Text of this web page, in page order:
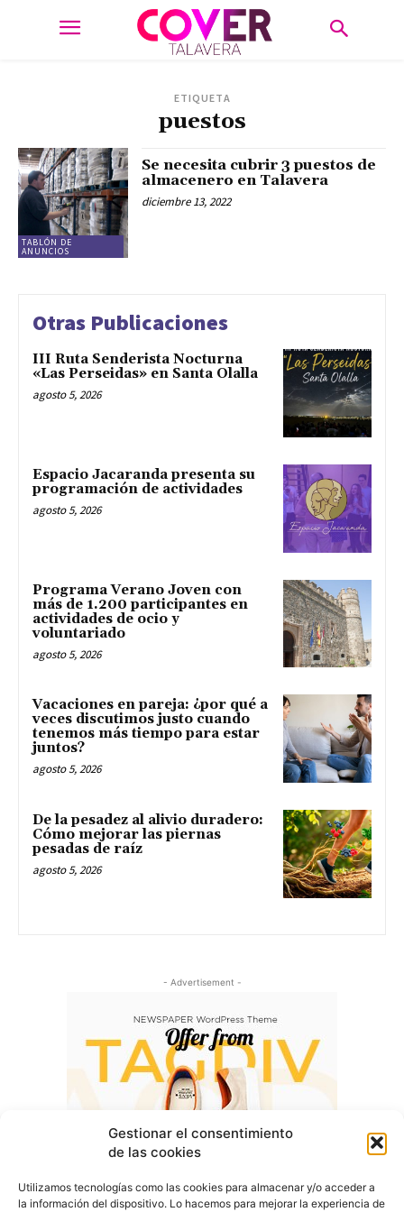
Gestionar el consentimiento
de las cookies
Utilizamos tecnologías como las cookies para almacenar y/o acceder a
la información del dispositivo. Lo hacemos para mejorar la experiencia de
ETIQUETA
puestos
TABLÓN DE
ANUNCIOS
Se necesita cubrir 3 puestos de
almacenero en Talavera
diciembre 13, 2022
Otras Publicaciones
III Ruta Senderista Nocturna
«Las Perseidas» en Santa Olalla
agosto 5, 2026
Espacio Jacaranda presenta su
programación de actividades
agosto 5, 2026
Programa Verano Joven con
más de 1.200 participantes en
actividades de ocio y
voluntariado
agosto 5, 2026
Vacaciones en pareja: ¿por qué a
veces discutimos justo cuando
tenemos más tiempo para estar
juntos?
agosto 5, 2026
De la pesadez al alivio duradero:
Cómo mejorar las piernas
pesadas de raíz
agosto 5, 2026
- Advertisement -